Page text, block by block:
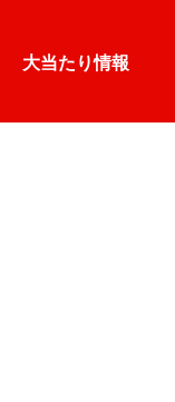
大当たり情報